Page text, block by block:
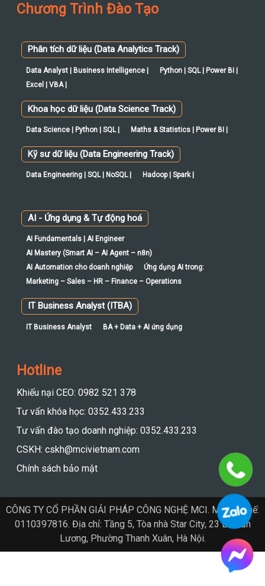
Chương Trình Đào Tạo
Phân tích dữ liệu (Data Analytics Track)
Data Analyst | Business Intelligence |
Python | SQL | Power BI |
Excel | VBA |
Khoa học dữ liệu (Data Science Track)
Data Science | Python | SQL | Maths & Statistics | Power BI |
Kỹ sư dữ liệu (Data Engineering Track)
Data Engineering | SQL | NoSQL | Hadoop | Spark |
AI - Ứng dụng & Tự động hoá
AI Fundamentals | AI Engineer
AI Mastery (Smart AI – AI Agent – n8n)
AI Automation cho doanh nghiệp
Ứng dụng AI trong:
Marketing – Sales – HR – Finance – Operations
IT Business Analyst (ITBA)
IT Business Analyst BA + Data + AI ứng dụng
Hotline
Khiếu nại CEO: 0982 521 378
Tư vấn khóa học: 0352.433.233
Tư vấn đào tạo doanh nghiệp: 0352.433.233
CSKH: cskh@mcivietnam.com
Chính sách bảo mật
CÔNG TY CỔ PHẦN GIẢI PHÁP CÔNG NGHỆ MCI. Mã số thuế:
0110397816. Địa chỉ: Tầng 5, Tòa nhà Star City, 23 Lê Văn
Lương, Phường Thanh Xuân, Hà Nội.